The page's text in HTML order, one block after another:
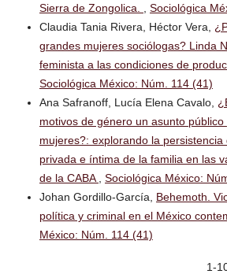
Sierra de Zongolica.
Sociológica
Claudia Tania Rivera, Héctor Vera,
grandes mujeres sociólogas? Linda
feminista a las condiciones de
Sociológica México: Núm. 114 (41)
Ana Safranoff, Lucía Elena Cavalo,
motivos de género un asunto
mujeres?: explorando la persistencia
privada e íntima de la familia en las
de la CABA
Sociológica México:
Johan Gordillo-García, Behemoth.
política y criminal en el México
México: Núm. 114 (41)
1-